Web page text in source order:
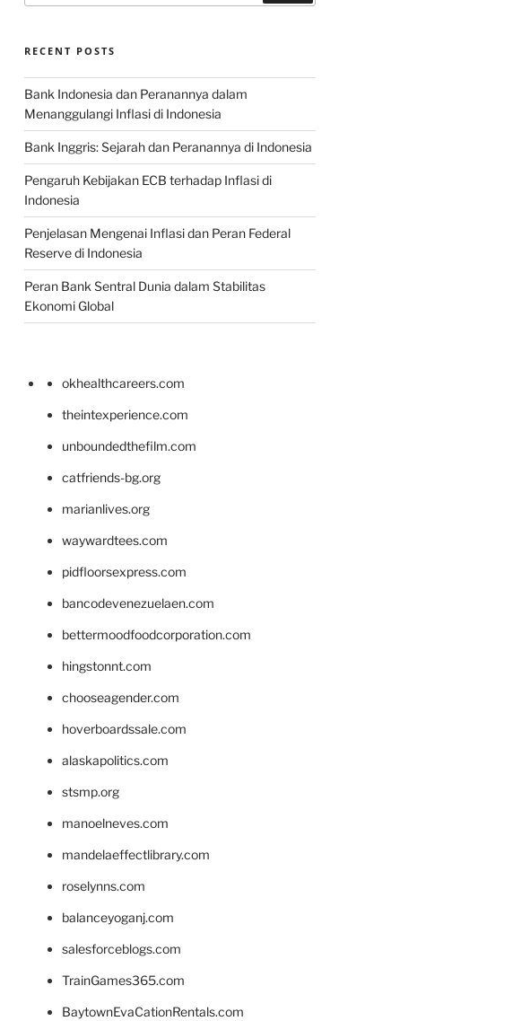
RECENT POSTS
Bank Indonesia dan Peranannya dalam
Menanggulangi Inflasi di Indonesia
Bank Inggris: Sejarah dan Peranannya di Indonesia
Pengaruh Kebijakan ECB terhadap Inflasi di
Indonesia
Penjelasan Mengenai Inflasi dan Peran Federal
Reserve di Indonesia
Peran Bank Sentral Dunia dalam Stabilitas
Ekonomi Global
okhealthcareers.com
theintexperience.com
unboundedthefilm.com
catfriends-bg.org
marianlives.org
waywardtees.com
pidfloorsexpress.com
bancodevenezuelaen.com
bettermoodfoodcorporation.com
hingstonnt.com
chooseagender.com
hoverboardssale.com
alaskapolitics.com
stsmp.org
manoelneves.com
mandelaeffectlibrary.com
roselynns.com
balanceyoganj.com
salesforceblogs.com
TrainGames365.com
BaytownEvaCationRentals.com